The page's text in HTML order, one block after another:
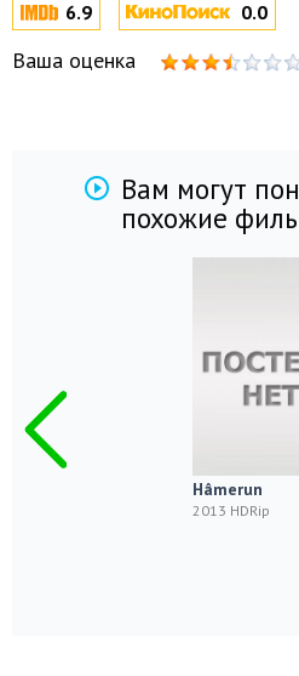
6.9 0.0
Ваша оценка
Вам могут
похожие
Hâmerun
2013 HDRip